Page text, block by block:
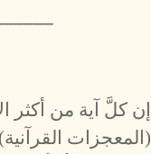
إن كلَّ آية من أكثر
(المعجزات